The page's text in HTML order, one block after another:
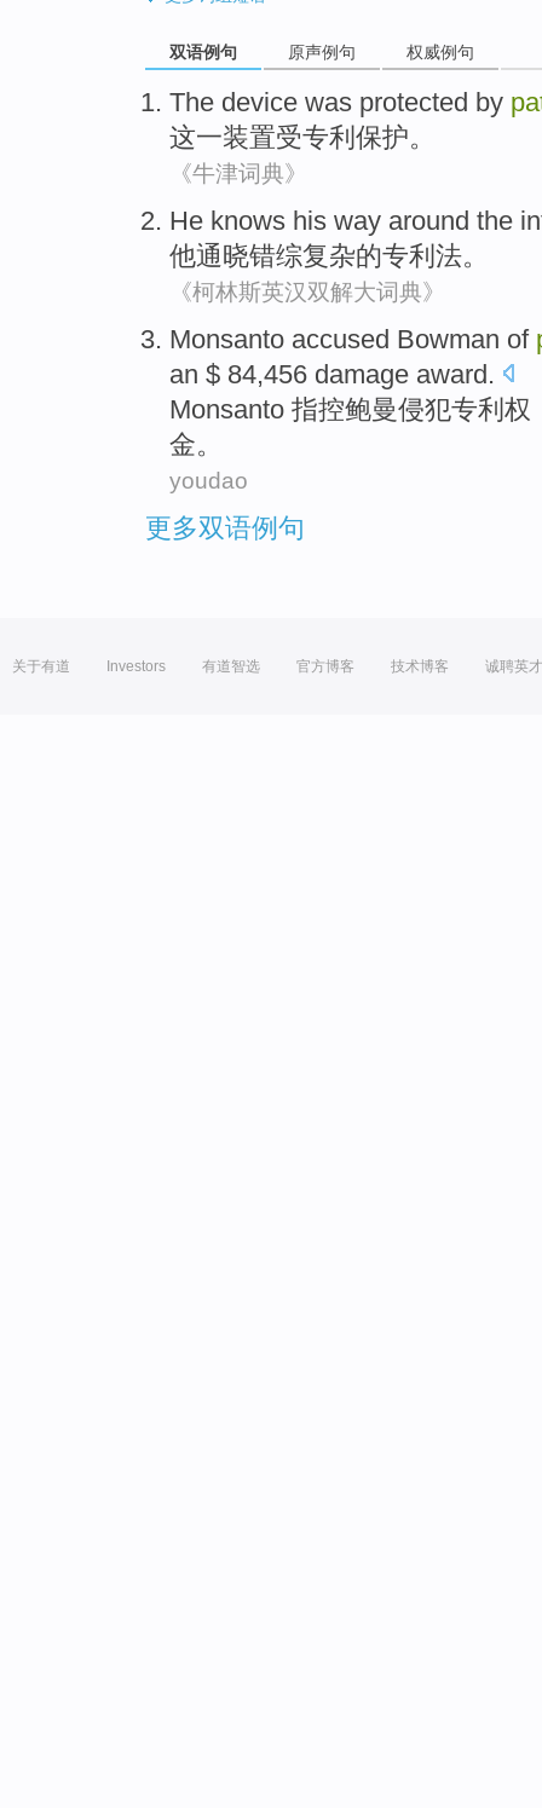
双语例句 原声例句 权威例句
The device was protected by
这一装置受专利保护。
《牛津词典》
He knows his way around the
他通晓错综复杂的专利法。
《柯林斯英汉双解大词典》
Monsanto accused Bowman of
an $ 84,456 damage award.
Monsanto 指控鲍曼侵犯专利权
金。
youdao
更多双语例句
关于有道 Investors 有道智选 官方博客 技术博客 诚聘英才